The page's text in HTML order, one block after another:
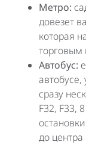
Метро:
довезет
которая
торговым
Автобус:
автобусе,
сразу
F32, F33,
до